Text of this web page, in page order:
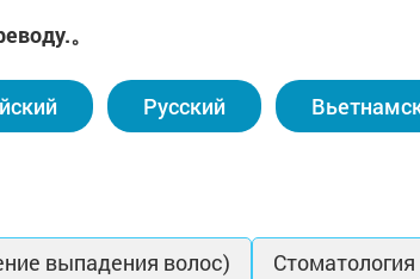
из Китая. Компания участвует в
развивать уникальные модели,
чтобы предоставлять своим
。
Русский
выпадения волос)